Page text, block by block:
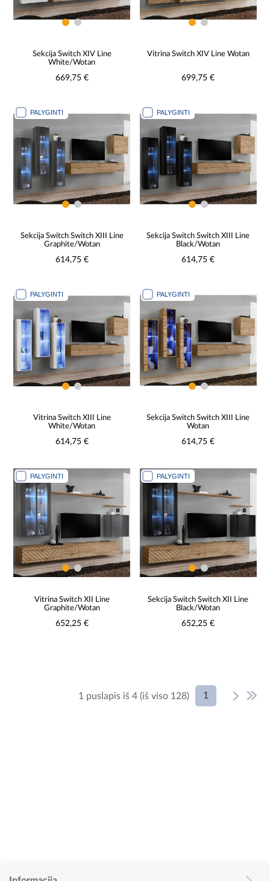
Sekcija Switch XIV Line
White/Wotan
669,75 €
Vitrina Switch XIV Line Wotan
699,75 €
PALYGINTI
Sekcija Switch Switch XIII Line
Graphite/Wotan
614,75 €
PALYGINTI
Sekcija Switch Switch XIII Line
Black/Wotan
614,75 €
PALYGINTI
Vitrina Switch XIII Line
White/Wotan
614,75 €
PALYGINTI
Sekcija Switch Switch XIII Line
Wotan
614,75 €
PALYGINTI
Vitrina Switch XII Line
Graphite/Wotan
652,25 €
PALYGINTI
Sekcija Switch Switch XII Line
Black/Wotan
652,25 €
1 puslapis iš 4 (iš viso 128) 1